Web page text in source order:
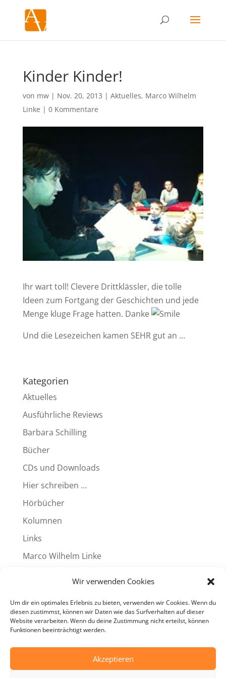
Wir verwenden Cookies
Um dir ein optimales Erlebnis zu bieten, verwenden wir Cookies. Wenn du
diesen zustimmst, können wir Daten wie das Surfverhalten auf dieser
Website verarbeiten. Wenn du deine Zustimmung nicht erteilst, können
Funktionen beeinträchtigt werden.
Akzeptieren
Kinder Kinder!
von mw| Nov. 20, 2013 | Aktuelles, Marco Wilhelm
Linke | 0 Kommentare
Ihr wart toll! Clevere Drittklässler, die tolle
Ideen zum Fortgang der Geschichten und jede
Menge kluge Frage hatten. Danke
Und die Lesezeichen kamen SEHR gut an …
Kategorien
Aktuelles
Ausführliche Reviews
Barbara Schilling
Bücher
CDs und Downloads
Hier schreiben …
Hörbücher
Kolumnen
Links
Marco Wilhelm Linke
Termine
Videos